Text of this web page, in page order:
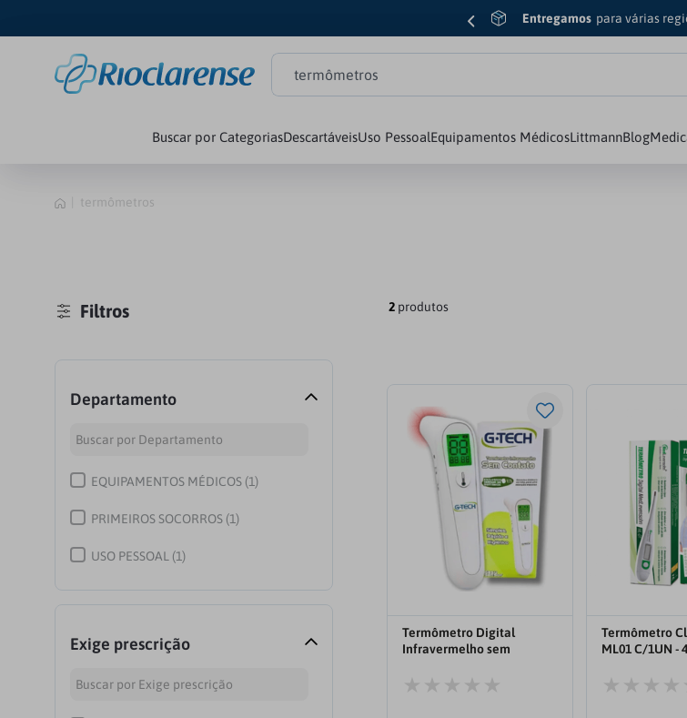
Entregamos para várias
O que está procurando?
Buscar por CategoriasDescartáveisUso PessoalEquipamentos MédicosLittmannBlog
termômetros
Filtros 2 produtos
Departamento
EQUIPAMENTOS MÉDICOS (1)
PRIMEIROS SOCORROS (1)
USO PESSOAL (1)
Exige prescrição
Termômetro Digital
Infravermelho sem
TECH
Termômetro
ML01 C/1UN -